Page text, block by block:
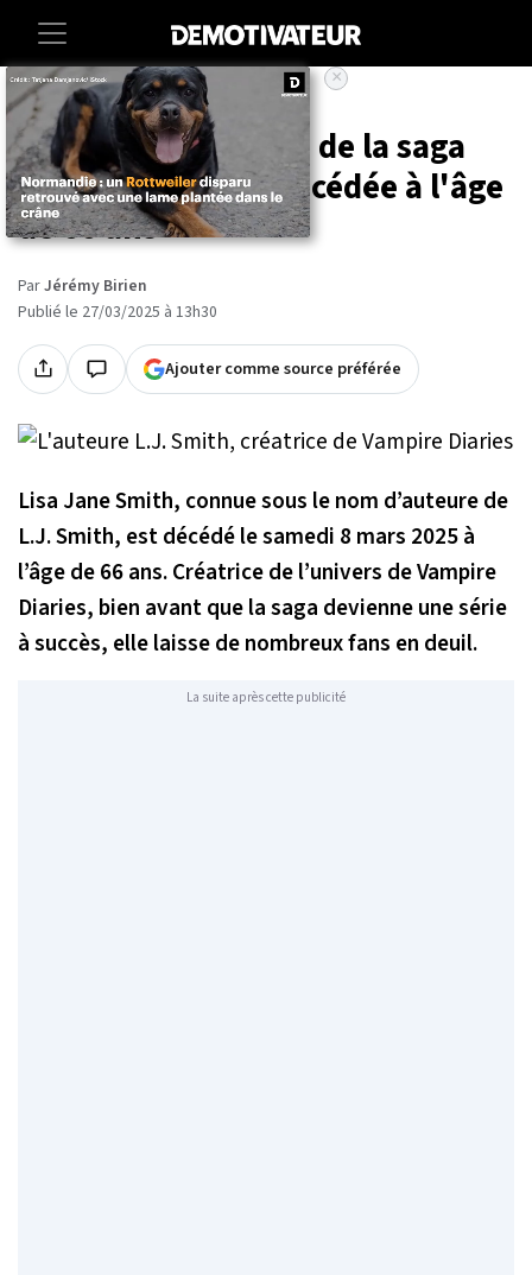
Accueil Societe Entertainment
L.J. Smith, auteure de la saga
Vampire Diaries, décédée à l'âge
de 66 ans
ParJérémy Birien
Publié le 27/03/2025 à 13h30
Ajouter comme source préférée
Lisa Jane Smith, connue sous le nom d’auteure de
L.J. Smith, est décédé le samedi 8 mars 2025 à
l’âge de 66 ans. Créatrice de l’univers de Vampire
Diaries, bien avant que la saga devienne une série
à succès, elle laisse de nombreux fans en deuil.
La suite après cette publicité
×